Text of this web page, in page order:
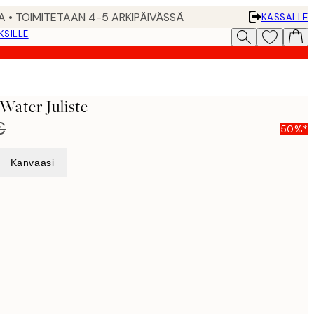
• TOIMITETAAN 4-5 ARKIPÄIVÄSSÄ
KASSALLE
Juliste
50%*
Kanvaasi